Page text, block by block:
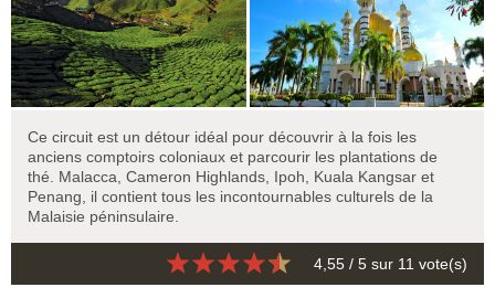
Ce circuit est un détour idéal pour découvrir à la fois les
anciens comptoirs coloniaux et parcourir les plantations de
thé. Malacca, Cameron Highlands, Ipoh, Kuala Kangsar et
Penang, il contient tous les incontournables culturels de la
Malaisie péninsulaire.
4,55 / 5 sur 11 vote(s)